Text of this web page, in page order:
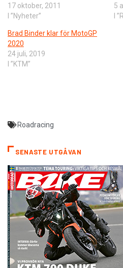
17 oktober, 2011
I ”Nyheter”
5
I
Brad Binder klar för MotoGP
2020
24 juli, 2019
I ”KTM”
Roadracing
SENASTE UTGÅVAN